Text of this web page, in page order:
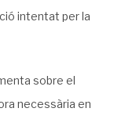
intentat per la
sobre el
necessària en